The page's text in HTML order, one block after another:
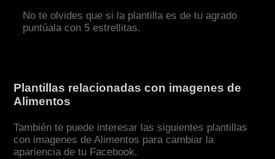
No te olvides que si la plantilla es de tu agrado
puntúala con 5 estrellitas.
Plantillas relacionadas con imagenes de
Alimentos
También te puede interesar las siguientes plantillas
con imagenes de Alimentos para cambiar la
apariencia de tu Facebook.